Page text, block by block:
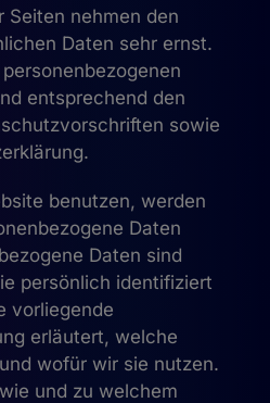
Seiten nehmen den
Daten sehr ernst.
entsprechend den
sowie
benutzen, werden
Daten
Daten sind
persönlich identifiziert
vorliegende
erläutert, welche
wofür wir sie nutzen.
und zu welchem